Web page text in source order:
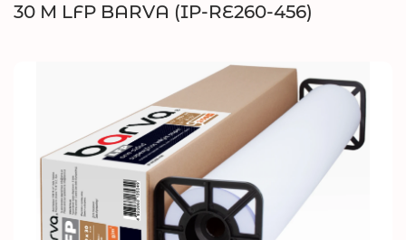
30 М LFP BARVA (IP-RE260-456)